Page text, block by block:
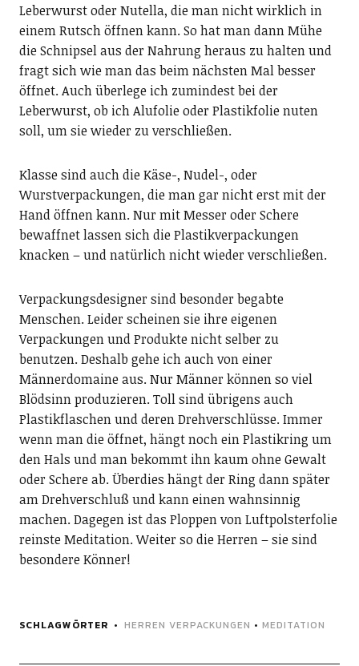
Leberwurst oder Nutella, die man nicht wirklich in
einem Rutsch öffnen kann. So hat man dann Mühe
die Schnipsel aus der Nahrung heraus zu halten und
fragt sich wie man das beim nächsten Mal besser
öffnet. Auch überlege ich zumindest bei der
Leberwurst, ob ich Alufolie oder Plastikfolie nuten
soll, um sie wieder zu verschließen.
Klasse sind auch die Käse-, Nudel-, oder
Wurstverpackungen, die man gar nicht erst mit der
Hand öffnen kann. Nur mit Messer oder Schere
bewaffnet lassen sich die Plastikverpackungen
knacken – und natürlich nicht wieder verschließen.
Verpackungsdesigner sind besonder begabte
Menschen. Leider scheinen sie ihre eigenen
Verpackungen und Produkte nicht selber zu
benutzen. Deshalb gehe ich auch von einer
Männerdomaine aus. Nur Männer können so viel
Blödsinn produzieren. Toll sind übrigens auch
Plastikflaschen und deren Drehverschlüsse. Immer
wenn man die öffnet, hängt noch ein Plastikring um
den Hals und man bekommt ihn kaum ohne Gewalt
oder Schere ab. Überdies hängt der Ring dann später
am Drehverschluß und kann einen wahnsinnig
machen. Dagegen ist das Ploppen von Luftpolsterfolie
reinste Meditation. Weiter so die Herren – sie sind
besondere Könner!
SCHLAGWÖRTER HERREN VERPACKUNGEN • MEDITATION